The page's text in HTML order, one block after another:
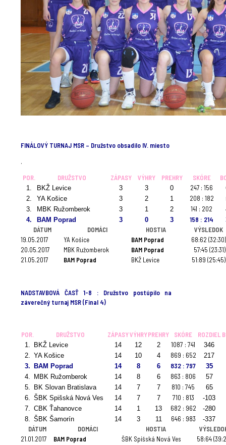
FINÁLOVÝ TURNAJ MSR – Družstvo obsadilo IV. miesto
.
POR.
DRUŽSTVO ZÁPASY VÝHRY PREHRY SKÓRE
1. BKŽ Levice 3 3 0 247 : 156
2.
YA Košice 3 2 1 208 : 182
3.
MBK Ružomberok 3 1 2 141 : 202
4.
BAM Poprad 3 0 3 158 : 214
DÁTUM DOMÁCI HOSTIA
VÝSLEDOK
19.05.2017
YA Košice BAM Poprad
68:62
20.05.2017
MBK Ružomberok BAM Poprad
57:45 (23:31)
21.05.2017
BAM Poprad BKŽ Levice 51:89 (25:45)
NADSTAVBOVÁ ČASŤ 1-8 : Družstvo postúpilo na
záverečný turnaj MSR (Final 4)
POR.
DRUŽSTVO ZÁPASYVÝHRYPREHRY SKÓRE ROZDIEL
1. BKŽ Levice 14 12 2 1087 : 741 346
2. YA Košice 14 10 4 869 : 652 217
3.
BAM Poprad 14 8 6 832 : 797 35
4.
MBK Ružomberok 14 8 6 863 : 806 57
5.
BK Slovan Bratislava 14 7 7 810 : 745 65
6. ŠBK Spišská Nová Ves 14 7 7 710 : 813 -103
7. CBK Ťahanovce 14 1 13 682 : 962 -280
8. ŠBK Šamorín 14 3 11 646 : 983 -337
DÁTUM DOMÁCI HOSTIA
21.01.2017
BAM Poprad ŠBK Spišská Nová Ves
58:64